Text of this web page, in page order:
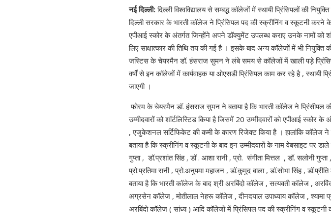
नई दिल्ली:दिल्ली विश्वविद्यालय से सम्बद्ध कॉलेजों में स्थायी प्रिंसिपलों की
दिल्ली सरकार के भारती कॉलेज ने प्रिंसिपल पद की स्क्रीनिंग व स्कूटनी
एपीआई स्कोर के अंतर्गत जिन्होंने अपने डॉक्युमेंट उपलब्ध कराए उनके नामों को
लिए साक्षात्कार की तिथि तय की गई है । इसके बाद अन्य कॉलेजों में भी
जस्टिस के चेयरमैन डॉ. हंसराज सुमन ने लंबे समय से कॉलेजों में खाली पड़े
वर्षों से इन कॉलेजों में कार्यवाहक या ओएसडी प्रिंसिपल काम कर रहे है , स्थायी
जाएगी ।
फोरम के चेयरमैन डॉ. हंसराज सुमन ने बताया है कि भारती कॉलेज ने
उम्मीदवारों को शॉर्टलिस्टिड किया है जिसमें 20 उम्मीदवारों को एपीआई स्कोर
, एजुकेशनल सर्टिफिकेट की कमी के कारण रिजेक्ट किया है । हालांकि कॉलेज
बताया है कि स्क्रीनिंग व स्कूटनी के बाद इन उम्मीदवारों के नाम वेबसाइट पर
गुप्ता , डॉ.प्रशांत सिंह , डॉ . आशा रानी , प्रो. संगीता मित्तल , डॉ. सलोनी
प्रो.प्रतिमा रानी , प्रो.अनुपमा महाजन , डॉ.कुमुद बाला , डॉ.सोभा सिंह ,
बताया है कि भारती कॉलेज के बाद श्री अरबिंदो कॉलेज , सत्यवती कॉलेज ,
अग्रसेन कॉलेज , मोतीलाल नेहरू कॉलेज , दीनदयाल उपाध्याय कॉलेज ,
अरबिंदो कॉलेज ( सांध्य ) आदि कॉलेजों में प्रिंसिपल पद की स्क्रीनिंग व स्कूटनी